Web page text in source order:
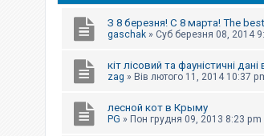
З 8 березня! С 8 марта! The
gaschak » Суб березня 08, 2014
кіт лісовий та фауністичні
zag » Вів лютого 11, 2014 10:37
лесной кот в Крыму
PG » Пон грудня 09, 2013 8:23 pm